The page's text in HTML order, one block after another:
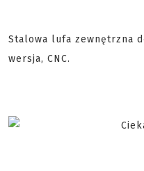
Stalowa lufa zewnętrzna
wersja, CNC.